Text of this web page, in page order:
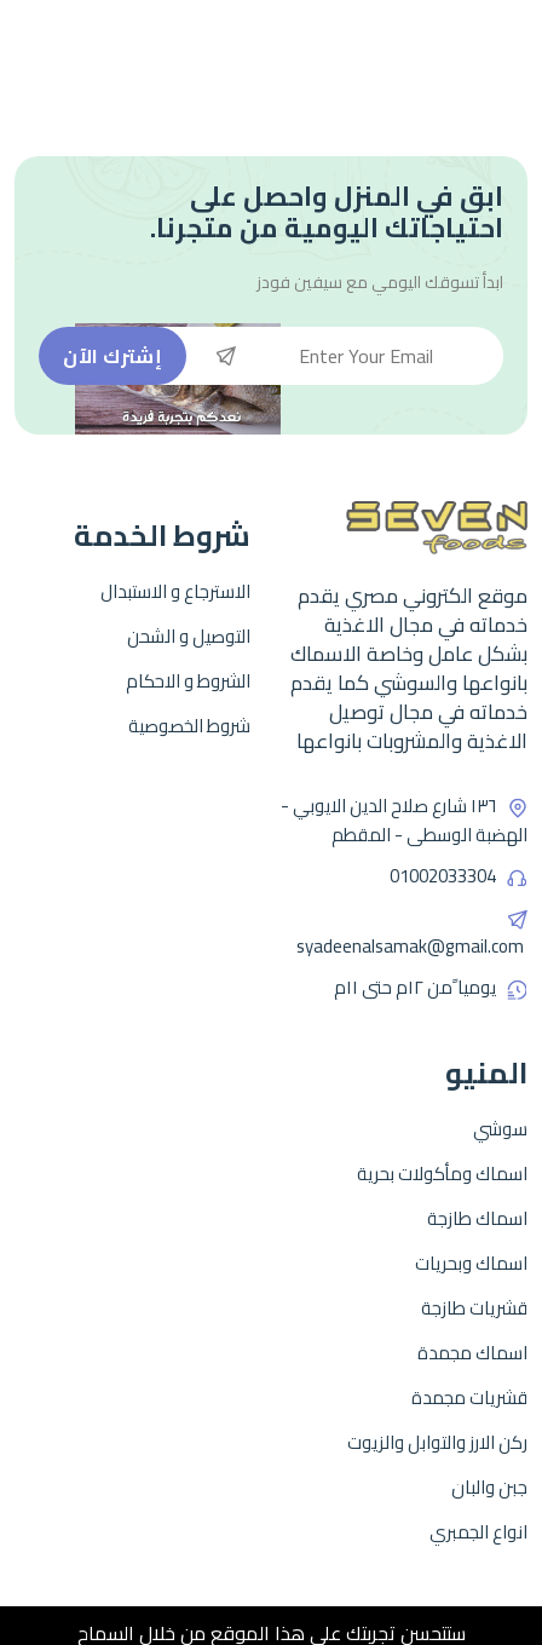
ابق في المنزل واحصل على
احتياجاتك اليومية من متجرنا.
ابدأ تسوقك اليومي معسيفين فودز
إشترك الآن
موقع الكتروني مصري يقدم
خدماته في مجال الاغذية
بشكل عامل وخاصة الاسماك
بانواعها والسوشي كما يقدم
خدماته في مجال توصيل
الاغذية والمشروبات بانواعها
١٣٦ شارع صلاح الدين الايوبي -
الهضبة الوسطى - المقطم
01002033304
syadeenalsamak@gmail.com
يوميا ًمن ١٢م حتى ١١م
شروط الخدمة
الاسترجاع و الاستبدال
التوصيل و الشحن
الشروط و الاحكام
شروط الخصوصية
المنيو
سوشي
اسماك ومأكولات بحرية
اسماك طازجة
اسماك وبحريات
قشريات طازجة
اسماك مجمدة
قشريات مجمدة
ركن الارز والتوابل والزيوت
جبن والبان
انواع الجمبري
ستتحسن تجربتك على هذا الموقع من خلال السماح